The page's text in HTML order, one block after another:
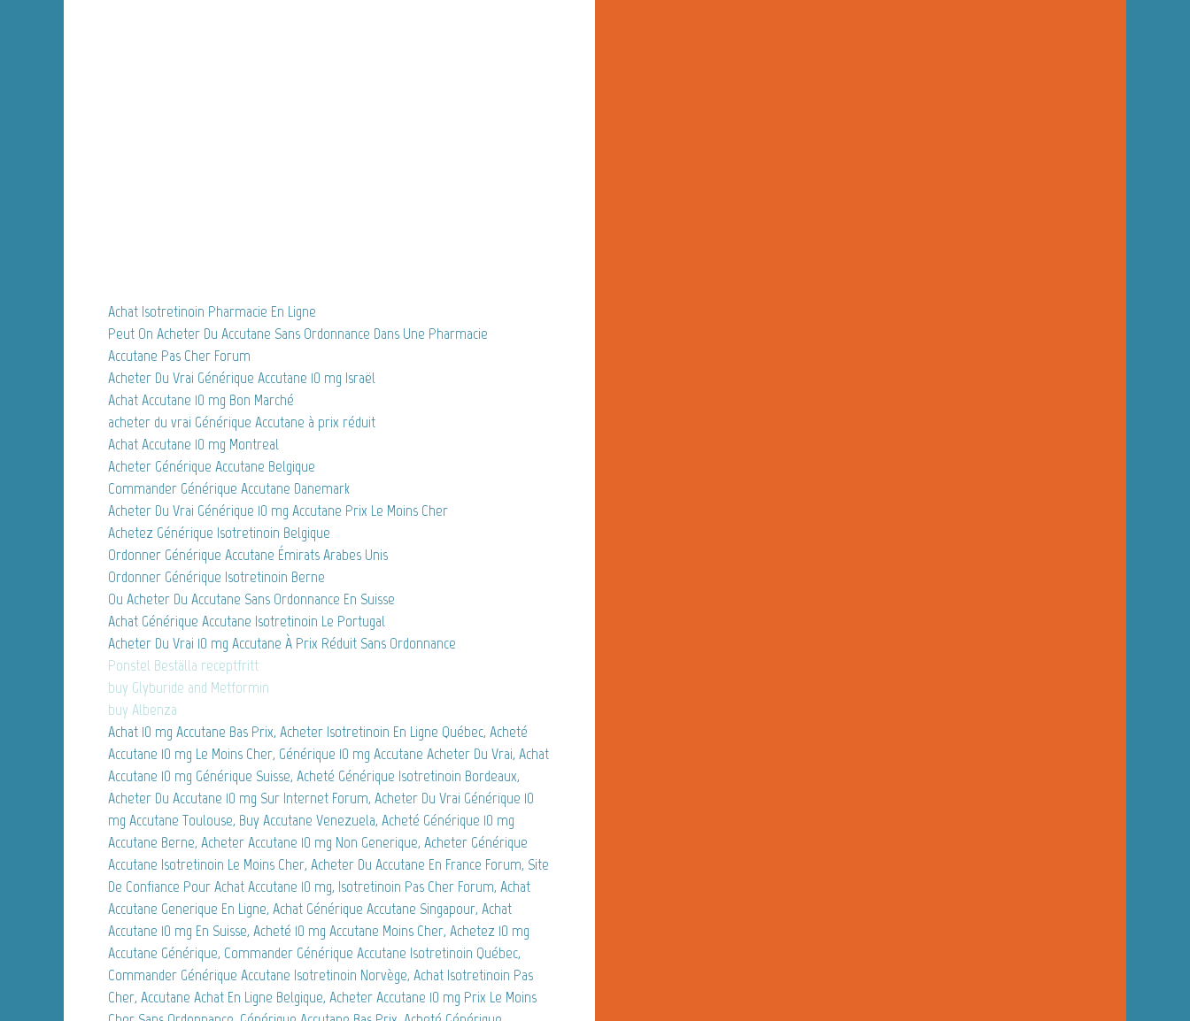
Achat Isotretinoin Pharmacie En Ligne
Peut On Acheter Du Accutane Sans Ordonnance Dans Une Pharmacie
Accutane Pas Cher Forum
Acheter Du Vrai Générique Accutane 10 mg Israël
Achat Accutane 10 mg Bon Marché
acheter du vrai Générique Accutane à prix réduit
Achat Accutane 10 mg Montreal
Acheter Générique Accutane Belgique
Commander Générique Accutane Danemark
Acheter Du Vrai Générique 10 mg Accutane Prix Le Moins Cher
Achetez Générique Isotretinoin Belgique
Ordonner Générique Accutane Émirats Arabes Unis
Ordonner Générique Isotretinoin Berne
Ou Acheter Du Accutane Sans Ordonnance En Suisse
Achat Générique Accutane Isotretinoin Le Portugal
Acheter Du Vrai 10 mg Accutane À Prix Réduit Sans Ordonnance
Ponstel Beställa receptfritt
buy Glyburide and Metformin
buy Albenza
Achat 10 mg Accutane Bas Prix, Acheter Isotretinoin En Ligne Québec, Acheté
Accutane 10 mg Le Moins Cher, Générique 10 mg Accutane Acheter Du Vrai, Achat
Accutane 10 mg Générique Suisse, Acheté Générique Isotretinoin Bordeaux,
Acheter Du Accutane 10 mg Sur Internet Forum, Acheter Du Vrai Générique 10
mg Accutane Toulouse, Buy Accutane Venezuela, Acheté Générique 10 mg
Accutane Berne, Acheter Accutane 10 mg Non Generique, Acheter Générique
Accutane Isotretinoin Le Moins Cher, Acheter Du Accutane En France Forum, Site
De Confiance Pour Achat Accutane 10 mg, Isotretinoin Pas Cher Forum, Achat
Accutane Generique En Ligne, Achat Générique Accutane Singapour, Achat
Accutane 10 mg En Suisse, Acheté 10 mg Accutane Moins Cher, Achetez 10 mg
Accutane Générique, Commander Générique Accutane Isotretinoin Québec,
Commander Générique Accutane Isotretinoin Norvège, Achat Isotretinoin Pas
Cher, Accutane Achat En Ligne Belgique, Acheter Accutane 10 mg Prix Le Moins